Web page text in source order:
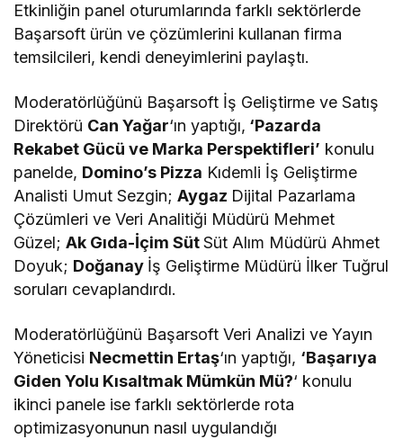
Etkinliğin panel oturumlarında farklı sektörlerde
Başarsoft ürün ve çözümlerini kullanan firma
temsilcileri, kendi deneyimlerini paylaştı.
Moderatörlüğünü Başarsoft İş Geliştirme ve Satış
Direktörü Can Yağar‘ın yaptığı, ‘Pazarda
Rekabet Gücü ve Marka Perspektifleri’ konulu
panelde, Domino’s Pizza Kıdemli İş Geliştirme
Analisti Umut Sezgin;Aygaz Dijital Pazarlama
Çözümleri ve Veri Analitiği Müdürü Mehmet
Güzel;Ak Gıda-İçim SütSüt Alım Müdürü Ahmet
Doyuk; Doğanay İş Geliştirme Müdürü İlker Tuğrul
soruları cevaplandırdı.
Moderatörlüğünü Başarsoft Veri Analizi ve Yayın
Yöneticisi Necmettin Ertaş‘ın yaptığı, ‘Başarıya
Giden Yolu Kısaltmak Mümkün Mü?‘ konulu
ikinci panele ise farklı sektörlerde rota
optimizasyonunun nasıl uygulandığı